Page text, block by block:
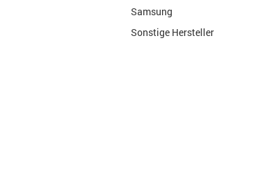
Samsung
Sonstige Hersteller